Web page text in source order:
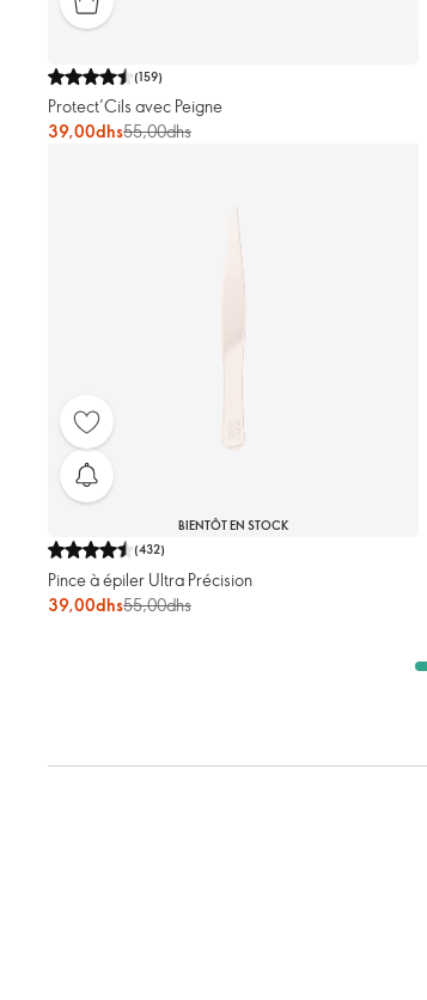
(159)
Protect’Cils avec Peigne
39,00dhs55,00dhs
BIENTÔT EN STOCK
(432)
Pince à épiler Ultra Précision
39,00dhs55,00dhs